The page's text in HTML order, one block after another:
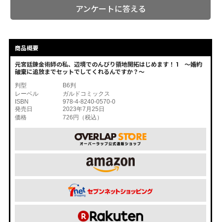
アンケートに答える
商品概要
元宮廷錬金術師の私、辺境でのんびり領地開拓はじめます！ 1 ～婚約
破棄に追放までセットでしてくれるんですか？～
判型
B6判
レーベル
ガルドコミックス
ISBN
978-4-8240-0570-0
発売日
2023年7月25日
価格
726円（税込）